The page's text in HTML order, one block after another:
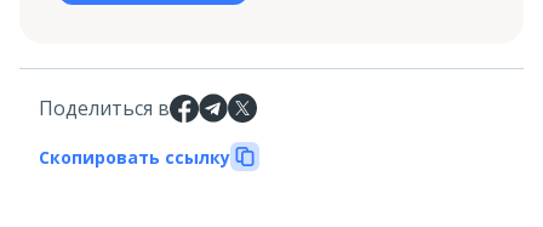
Поделиться в
Скопировать ссылку